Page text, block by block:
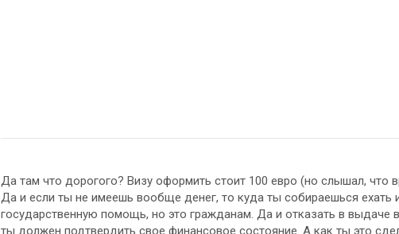
Да там что дорогого? Визу оформить стоит 100 евро (но слышал, что
Да и если ты не имеешь вообще денег, то куда ты собираешься ехать
государственную помощь, но это гражданам. Да и отказать в выдаче
ты должен подтвердить свое финансовое состояние. А как ты это